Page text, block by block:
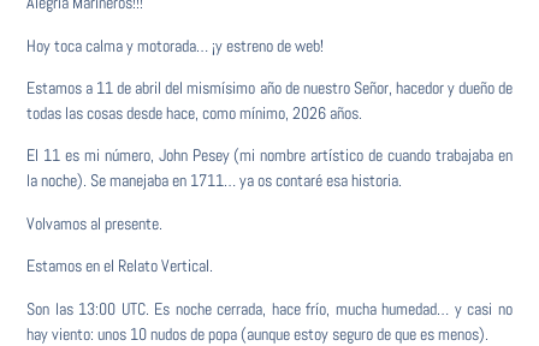
Hoy toca calma y motorada… ¡y estreno de web!
Estamos a 11 de abril del mismísimo año de nuestro Señor, hacedor y dueño de
todas las cosas desde hace, como mínimo, 2026 años.
El 11 es mi número, John Pesey (mi nombre artístico de cuando trabajaba en
la noche). Se manejaba en 1711… ya os contaré esa historia.
Volvamos al presente.
Estamos en el Relato Vertical.
Son las 13:00 UTC. Es noche cerrada, hace frío, mucha humedad… y casi no
hay viento: unos 10 nudos de popa (aunque estoy seguro de que es menos).